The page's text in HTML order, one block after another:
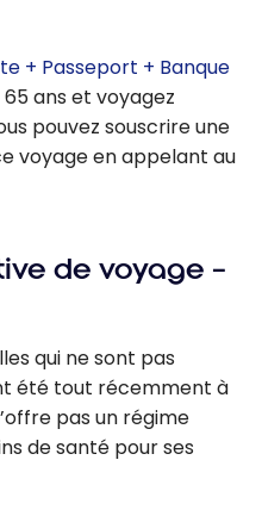
+ Passeport + Banque
65 ans et voyagez
pouvez souscrire une
voyage en appelant au
de voyage –
qui ne sont pas
été tout récemment à
pas un régime
de santé pour ses